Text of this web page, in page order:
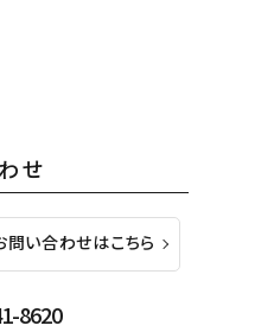
せ
問い合わせはこちら
8620